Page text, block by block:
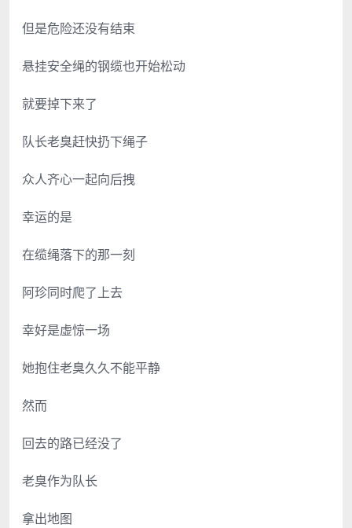
但是危险还没有结束
悬挂安全绳的钢缆也开始松动
就要掉下来了
队长老臭赶快扔下绳子
众人齐心一起向后拽
幸运的是
在缆绳落下的那一刻
阿珍同时爬了上去
幸好是虚惊一场
她抱住老臭久久不能平静
然而
回去的路已经没了
老臭作为队长
拿出地图